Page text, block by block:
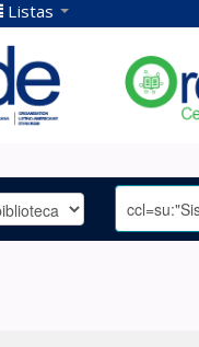
Listas